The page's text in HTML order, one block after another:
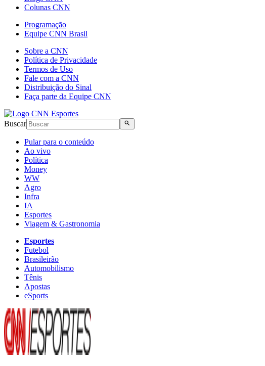
Colunas CNN
Programação
Equipe CNN Brasil
Sobre a CNN
Política de Privacidade
Termos de Uso
Fale com a CNN
Distribuição do Sinal
Faça parte da Equipe CNN
Buscar
Pular para o conteúdo
Ao vivo
Política
Money
WW
Agro
Infra
IA
Esportes
Viagem & Gastronomia
Esportes
Futebol
Brasileirão
Automobilismo
Tênis
Apostas
eSports